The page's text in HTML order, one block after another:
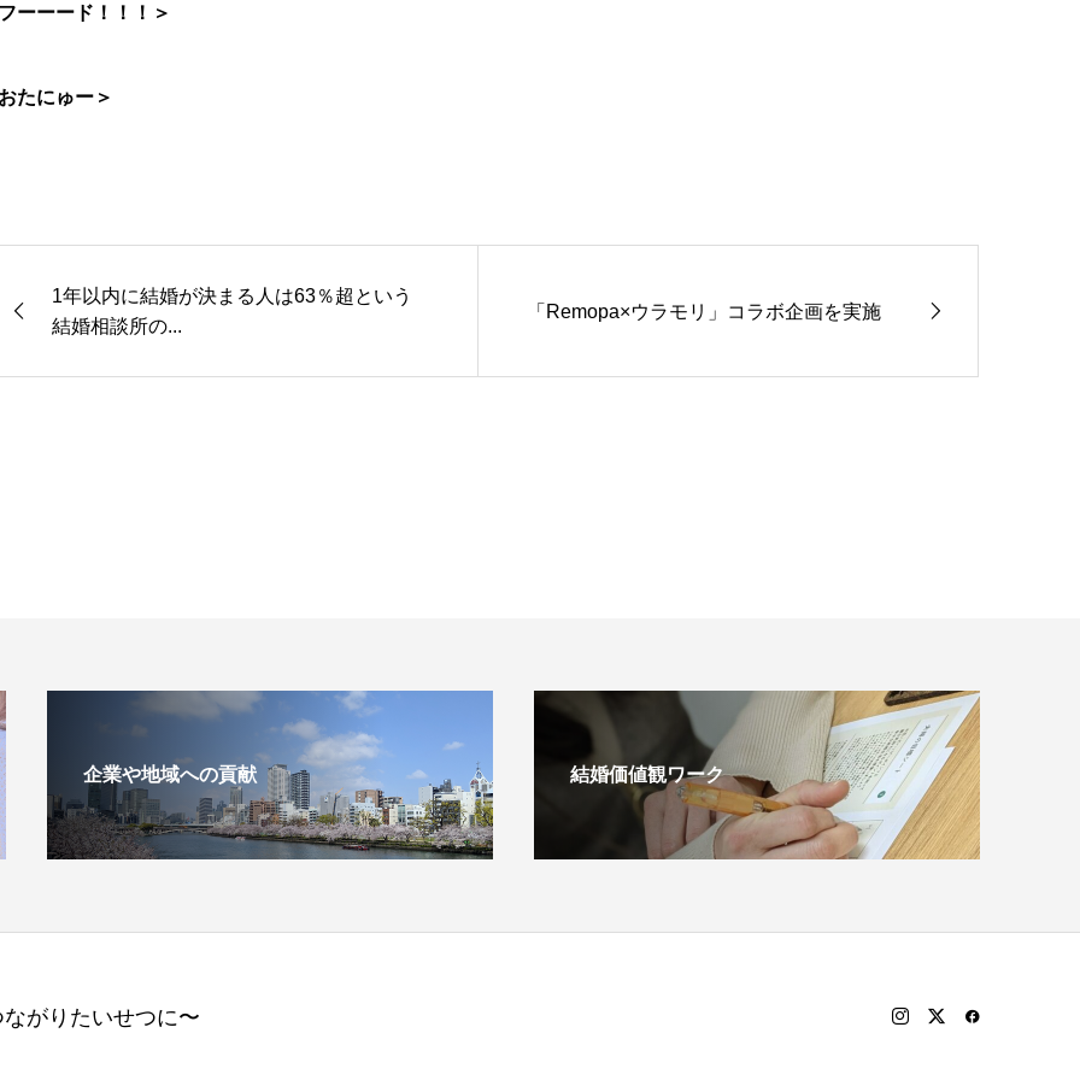
ーーード！！！＞
たにゅー＞
1年以内に結婚が決まる人は63％超という
結婚相談所の...
「Remopa×ウラモリ」コラボ企画を実施
企業や地域への貢献 結婚価値観ワーク
がりたいせつに〜